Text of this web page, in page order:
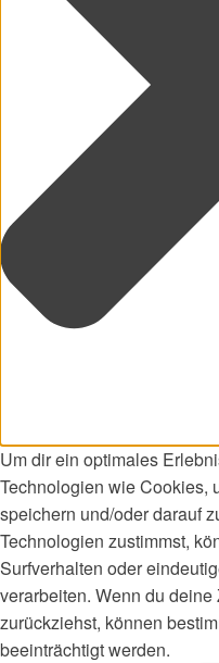
Um dir ein optimales
Technologien wie Cookies,
speichern und/oder darauf
Technologien zustimmst,
Surfverhalten oder
verarbeiten. Wenn du
zurückziehst, können
beeinträchtigt werden.